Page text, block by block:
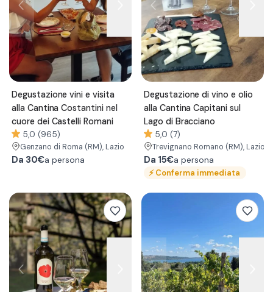
Degustazione vini e visita
alla Cantina Costantini nel
cuore dei Castelli Romani
5,0 (965)
Genzano di Roma (RM), Lazio
Da 30€a persona
Degustazione di vino e olio
alla Cantina Capitani sul
Lago di Bracciano
5,0 (7)
Trevignano Romano (RM), Lazio
Da 15€a persona
⚡Conferma immediata